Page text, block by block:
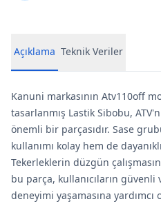
Açıklama Teknik Veriler
Kanuni markasının Atv110off
tasarlanmış Lastik Sibobu,
önemli bir parçasıdır. Sase
kullanımı kolay hem de
Tekerleklerin düzgün
bu parça, kullanıcıların
deneyimi yaşamasına yardımcı